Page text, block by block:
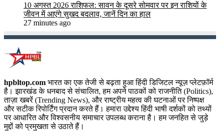
10 अगस्त 2026 राशिफल: सावन के दूसरे सोमवार पर इन राशियों के
जीवन में आएंगे सुखद बदलाव, जानें दिन का हाल
27 minutes ago
hpbltop.com भारत का एक तेजी से बढ़ता हुआ हिंदी डिजिटल न्यूज़ प्लेटफ़ॉर्म
है। झारखंड के धनबाद से संचालित, हम अपने पाठकों को राजनीति (Politics),
ताज़ा खबरें (Trending News), और राष्ट्रीय महत्व की घटनाओं पर निष्पक्ष
और सटीक रिपोर्टिंग प्रदान करते हैं। हमारा उद्देश्य हिंदी भाषी दर्शकों को तथ्यों
पर आधारित और विश्वसनीय समाचार उपलब्ध कराना है। हम जनहित से जुड़े
मुद्दों को प्रमुखता से उठाते हैं।